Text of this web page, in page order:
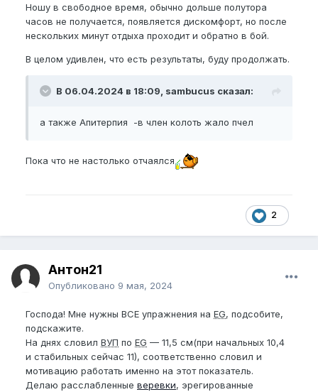
Ношу в свободное время, обычно дольше полутора
часов не получается, появляется дискомфорт, но после
нескольких минут отдыха проходит и обратно в бой.
В целом удивлен, что есть результаты, буду продолжать.
В 06.04.2024 в 18:09, sambucus сказал:
а также Апитерпия -в член колоть жало пчел
Пока что не настолько отчаялся
2
Антон21
Опубликовано 9 мая, 2024
Господа! Мне нужны ВСЕ упражнения на EG, подсобите,
подскажите.
На днях словил ВУП по EG — 11,5 см(при начальных 10,4
и стабильных сейчас 11), соответственно словил и
мотивацию работать именно на этот показатель.
Делаю расслабленные веревки, эрегированные